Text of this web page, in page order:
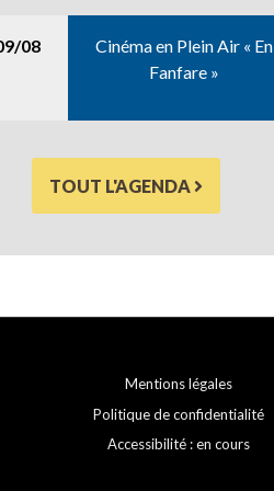
08
Cinéma en Plein Air « En
Fanfare »
TOUT L'AGENDA
Mentions légales
Politique de confidentialité
Accessibilité : en cours